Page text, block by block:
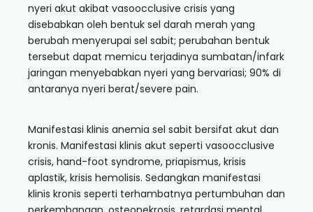
nyeri akut akibat vasoocclusive crisis yang
disebabkan oleh bentuk sel darah merah yang
berubah menyerupai sel sabit; perubahan bentuk
tersebut dapat memicu terjadinya sumbatan/infark
jaringan menyebabkan nyeri yang bervariasi; 90% di
antaranya nyeri berat/severe pain.
Manifestasi klinis anemia sel sabit bersifat akut dan
kronis. Manifestasi klinis akut seperti vasoocclusive
crisis, hand-foot syndrome, priapismus, krisis
aplastik, krisis hemolisis. Sedangkan manifestasi
klinis kronis seperti terhambatnya pertumbuhan dan